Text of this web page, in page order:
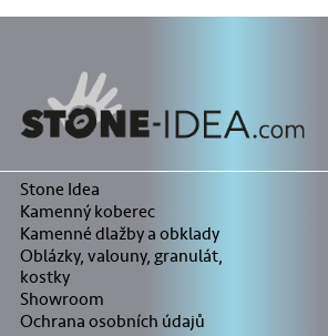
Stone Idea
Kamenný koberec
Kamenné dlažby a obklady
Oblázky, valouny, granulát,
kostky
Showroom
Ochrana osobních údajů